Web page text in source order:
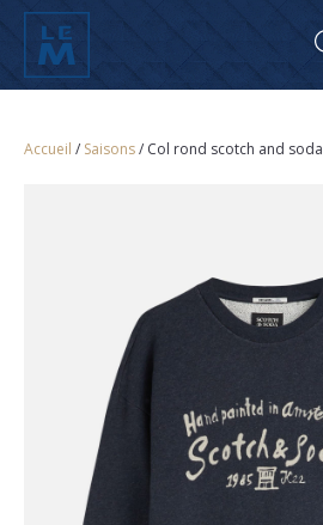
Accueil / Saisons/ Col rond scotch and soda